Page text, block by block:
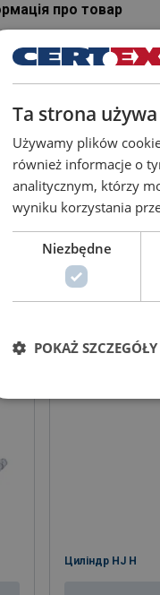
про товар
Циліндр HJ H
Ta strona
Używamy plików
również informacje o
analitycznym, którzy
wyniku korzystania
Niezbędne
POKAŻ SZCZEGÓŁY